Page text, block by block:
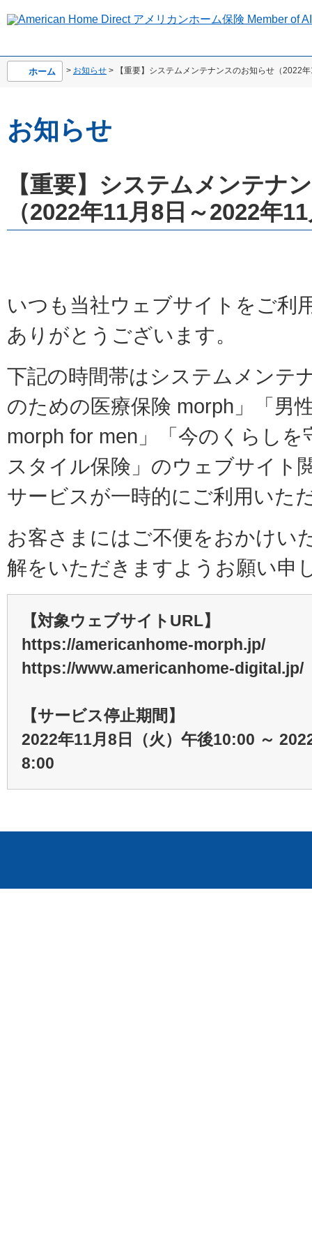
ホーム > お知らせ > 【重要】システムメンテナンスのお知らせ（2022
お知らせ
【重要】システムメンテナ
（2022年11月8日～2022年
いつも当社ウェブサイトをご利
ありがとうございます。
下記の時間帯はシステムメンテ
のための医療保険 morph」「男
morph for men」「今のくらし
スタイル保険」のウェブサイト
サービスが一時的にご利用いた
お客さまにはご不便をおかけい
解をいただきますようお願い申
【対象ウェブサイトURL】
https://americanhome-morph.jp/
https://www.americanhome-digital.jp/
【サービス停止期間】
2022年11月8日（火）午後10:00 ～
8:00